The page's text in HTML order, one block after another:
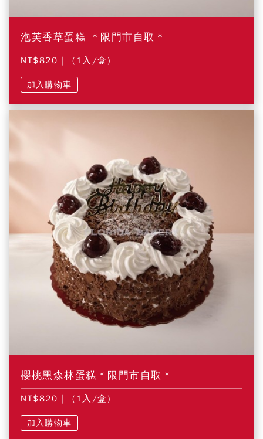
泡芙香草蛋糕 ＊限門市自取＊
NT$820 | (1入/盒)
加入購物車
櫻桃黑森林蛋糕＊限門市自取＊
NT$820 | (1入/盒)
加入購物車